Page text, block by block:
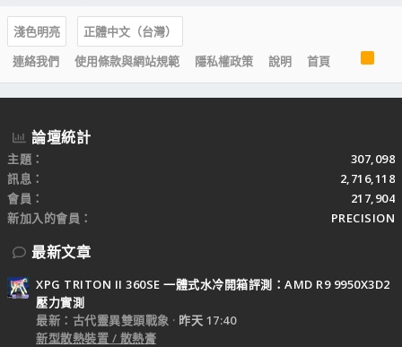
淺色明亮
正體中文（台灣）
連絡我們
使用條款與網站規範 隱私權政策 說明 首頁
S
論壇統計
主題
307,098
訊息
2,716,118
會員
217,904
新加入的會員
PRECISION
最新文章
XPG TRITON II 360SE 一體式水冷開箱評測：AMD R9 9950X3D2
壓力實測
最新：古代靈異雙頭戰象
昨天 17:40
新型散熱裝置 / 散熱膏